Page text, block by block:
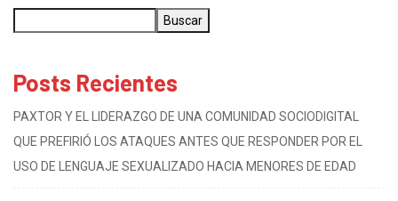
Buscar
Posts Recientes
PAXTOR Y EL LIDERAZGO DE UNA COMUNIDAD SOCIODIGITAL
QUE PREFIRIÓ LOS ATAQUES ANTES QUE RESPONDER POR EL
USO DE LENGUAJE SEXUALIZADO HACIA MENORES DE EDAD